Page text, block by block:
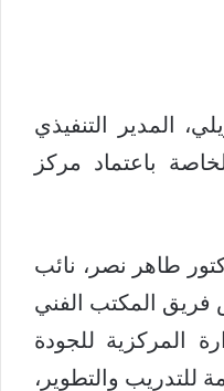
المدير التنفيذي
باعتماد مركز
طاهر نصر، نائب
فريق المكتب الفني
المركزية للجودة
للتدريب والتطوير،